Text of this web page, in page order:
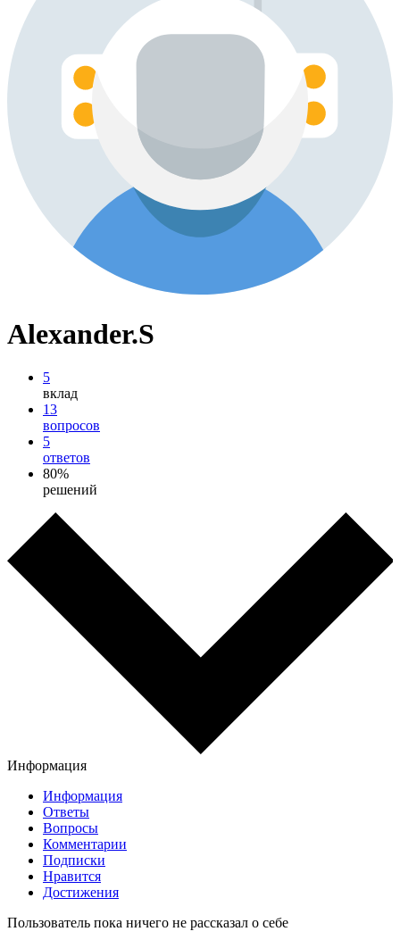
Alexander.S
5
вклад
13
вопросов
5
ответов
80%
решений
Информация
Информация
Ответы
Вопросы
Комментарии
Подписки
Нравится
Достижения
Пользователь пока ничего не рассказал о себе